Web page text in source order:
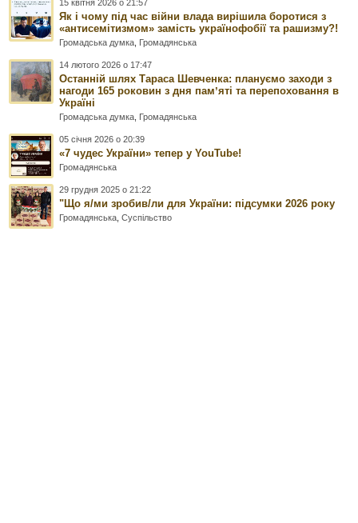
15 квітня 2026 о 21:57
Як і чому під час війни влада вирішила боротися з
«антисемітизмом» замість українофобії та рашизму?!
Громадська думка Громадянська
14 лютого 2026 о 17:47
Останній шлях Тараса Шевченка: плануємо заходи з
нагоди 165 роковин з дня памʼяті та перепоховання в
Україні
Громадська думка Громадянська
05 січня 2026 о 20:39
«7 чудес України» тепер у YouTube!
Громадянська
29 грудня 2025 о 21:22
"Що я/ми зробив/ли для України: підсумки 2026 року
Громадянська ,Суспільство